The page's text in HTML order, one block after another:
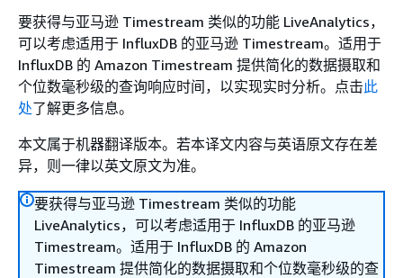
要获得与亚马逊 Timestream 类似的功能 LiveAnalytics，
可以考虑适用于 InfluxDB 的亚马逊 Timestream。适用于
InfluxDB 的 Amazon Timestream 提供简化的数据摄取和
个位数毫秒级的查询响应时间，以实现实时分析。点击此
处了解更多信息。
本文属于机器翻译版本。若本译文内容与英语原文存在差
异，则一律以英文原文为准。
要获得与亚马逊 Timestream 类似的功能
LiveAnalytics，可以考虑适用于 InfluxDB 的亚马逊
Timestream。适用于 InfluxDB 的 Amazon
Timestream 提供简化的数据摄取和个位数毫秒级的查